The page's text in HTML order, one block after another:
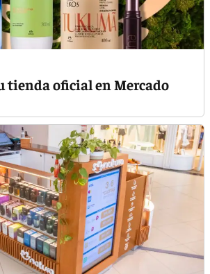
tienda oficial en Mercado